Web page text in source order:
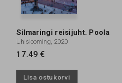
Silmaringi reisijuht. Poola
Ühislooming, 2020
17.49 €
Lisa ostukorvi